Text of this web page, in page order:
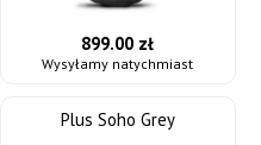
899.00 zł
Wysyłamy natychmiast
Plus Soho Grey